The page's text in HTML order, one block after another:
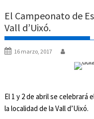
El Campeonato de
Vall d’Uixó.
16 marzo, 2017
El 1 y 2 de abril se celebrará
la localidad de la Vall d’Uixó.